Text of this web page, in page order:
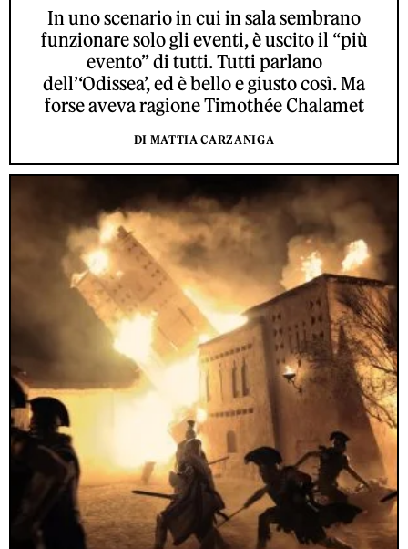
In uno scenario in cui in sala sembrano
funzionare solo gli eventi, è uscito il “più
evento” di tutti. Tutti parlano
dell’‘Odissea’, ed è bello e giusto così. Ma
forse aveva ragione Timothée Chalamet
DI MATTIA CARZANIGA